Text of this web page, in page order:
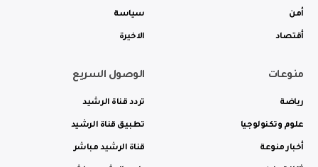
أمن
أقتصاد
سياسة
الاخيرة
منوعات
رياضة
علوم وتكنولوجيا
أخبار منوعة
الوصول السريع
تردد قناة الرشيد
تطبيق قناة الرشيد
قناة الرشيد مباشر